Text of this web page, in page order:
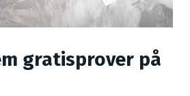
gratisprover på